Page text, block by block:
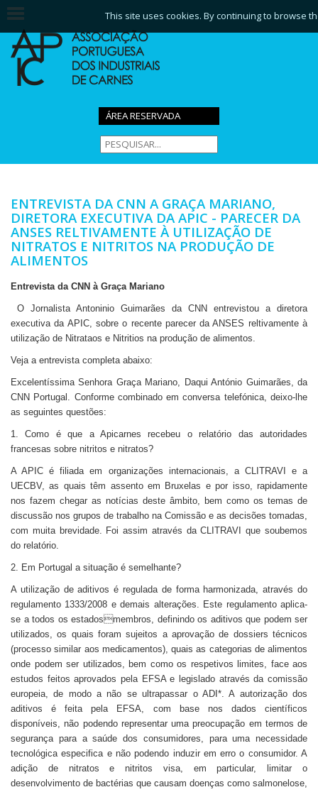
ÁREA RESERVADA
ENTREVISTA DA CNN A GRAÇA MARIANO,
DIRETORA EXECUTIVA DA APIC - PARECER DA
ANSES RELTIVAMENTE À UTILIZAÇÃO DE
NITRATOS E NITRITOS NA PRODUÇÃO DE
ALIMENTOS
Entrevista da CNN à Graça Mariano
O Jornalista Antoninio Guimarães da CNN entrevistou a diretora
executiva da APIC, sobre o recente parecer da ANSES reltivamente à
utilização de Nitrataos e Nitritios na produção de alimentos.
Veja a entrevista completa abaixo:
Excelentíssima Senhora Graça Mariano, Daqui António Guimarães, da
CNN Portugal. Conforme combinado em conversa telefónica, deixo-lhe
as seguintes questões:
1. Como é que a Apicarnes recebeu o relatório das autoridades
francesas sobre nitritos e nitratos?
A APIC é filiada em organizações internacionais, a CLITRAVI e a
UECBV, as quais têm assento em Bruxelas e por isso, rapidamente
nos fazem chegar as notícias deste âmbito, bem como os temas de
discussão nos grupos de trabalho na Comissão e as decisões tomadas,
com muita brevidade. Foi assim através da CLITRAVI que soubemos
do relatório.
2. Em Portugal a situação é semelhante?
A utilização de aditivos é regulada de forma harmonizada, através do
regulamento 1333/2008 e demais alterações. Este regulamento aplica-
se a todos os estadosmembros, definindo os aditivos que podem ser
utilizados, os quais foram sujeitos a aprovação de dossiers técnicos
(processo similar aos medicamentos), quais as categorias de alimentos
onde podem ser utilizados, bem como os respetivos limites, face aos
estudos feitos aprovados pela EFSA e legislado através da comissão
europeia, de modo a não se ultrapassar o ADI*. A autorização dos
aditivos é feita pela EFSA, com base nos dados científicos
disponíveis, não podendo representar uma preocupação em termos de
segurança para a saúde dos consumidores, para uma necessidade
tecnológica especifica e não podendo induzir em erro o consumidor. A
adição de nitratos e nitritos visa, em particular, limitar o
desenvolvimento de bactérias que causam doenças como salmonelose,
This site uses cookies. By continuing to browse